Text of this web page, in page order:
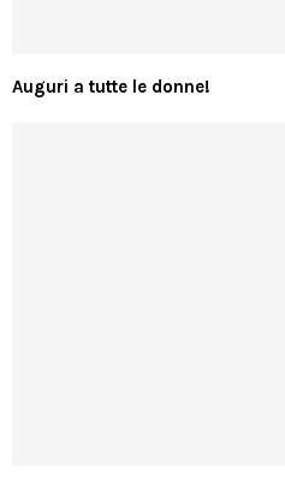
Auguri a tutte le donne!